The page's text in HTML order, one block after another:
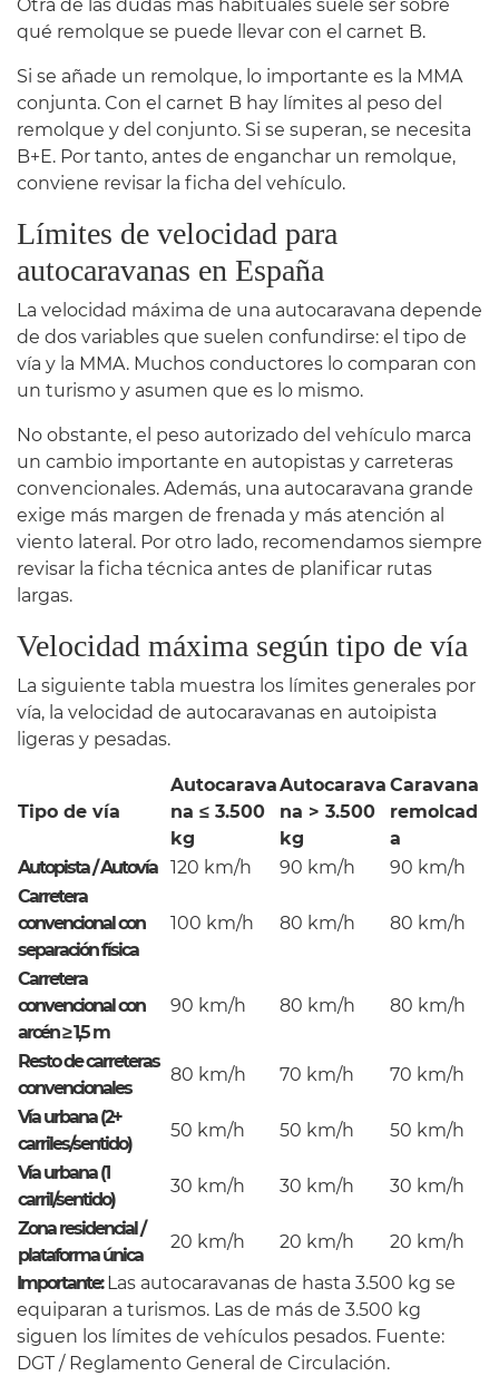
Otra de las dudas más habituales suele ser sobre
qué remolque se puede llevar con el carnet B.
Si se añade un remolque, lo importante es la MMA
conjunta. Con el carnet B hay límites al peso del
remolque y del conjunto. Si se superan, se necesita
B+E. Por tanto, antes de enganchar un remolque,
conviene revisar la ficha del vehículo.
Límites de velocidad para
autocaravanas en España
La velocidad máxima de una autocaravana depende
de dos variables que suelen confundirse: el tipo de
vía y la MMA. Muchos conductores lo comparan con
un turismo y asumen que es lo mismo.
No obstante, el peso autorizado del vehículo marca
un cambio importante en autopistas y carreteras
convencionales. Además, una autocaravana grande
exige más margen de frenada y más atención al
viento lateral. Por otro lado, recomendamos siempre
revisar la ficha técnica antes de planificar rutas
largas.
Velocidad máxima según tipo de vía
La siguiente tabla muestra los límites generales por
vía, la velocidad de autocaravanas en autoipista
ligeras y pesadas.
Tipo de vía
Autocarava
na ≤ 3.500
kg
Autocarava
na > 3.500
kg
Caravana
remolcad
a
Autopista / Autovía
120 km/h 90 km/h
90 km/h
Carretera
convencional con
separación física
100 km/h 80 km/h 80 km/h
Carretera
convencional con
arcén ≥ 1,5 m
90 km/h 80 km/h 80 km/h
Resto de carreteras
convencionales
80 km/h 70 km/h
70 km/h
Vía urbana (2+
carriles/sentido)
50 km/h 50 km/h
50 km/h
Vía urbana (1
carril/sentido)
30 km/h 30 km/h
30 km/h
Zona residencial /
plataforma única
20 km/h 20 km/h
20 km/h
Importante:Las autocaravanas de hasta 3.500 kg se
equiparan a turismos. Las de más de 3.500 kg
siguen los límites de vehículos pesados. Fuente:
DGT / Reglamento General de Circulación.